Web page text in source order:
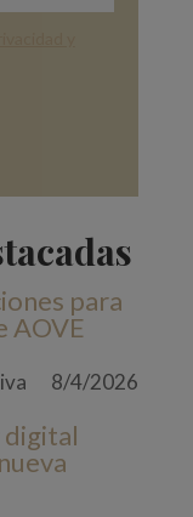
para
AOVE
8/4/2026
digital